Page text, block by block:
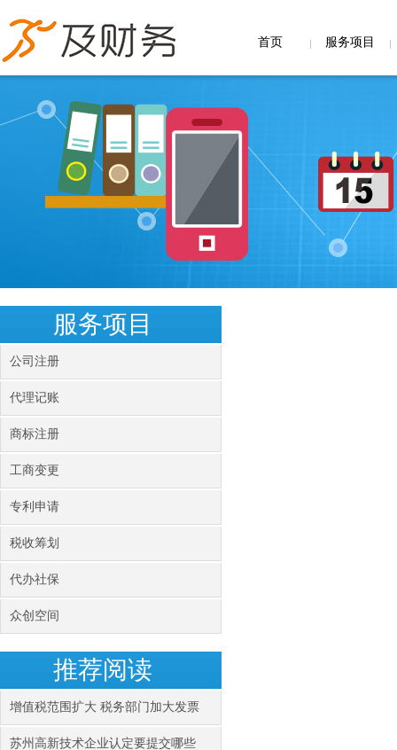
首页 服务项目
服务项目
公司注册
代理记账
商标注册
工商变更
专利申请
税收筹划
代办社保
众创空间
推荐阅读
增值税范围扩大 税务部门加大发票
苏州高新技术企业认定要提交哪些